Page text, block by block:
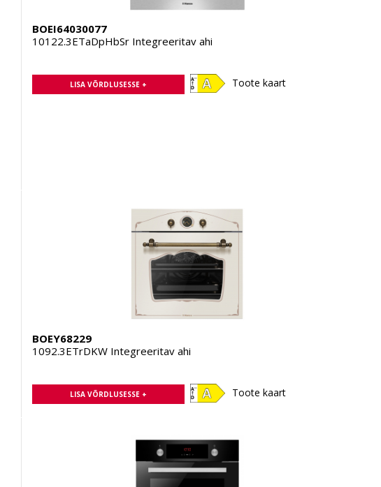
BOEI64030077
10122.3ETaDpHbSr Integreeritav ahi
LISA VÕRDLUSESSE + Toote kaart
BOEY68229
1092.3ETrDKW Integreeritav ahi
LISA VÕRDLUSESSE + Toote kaart